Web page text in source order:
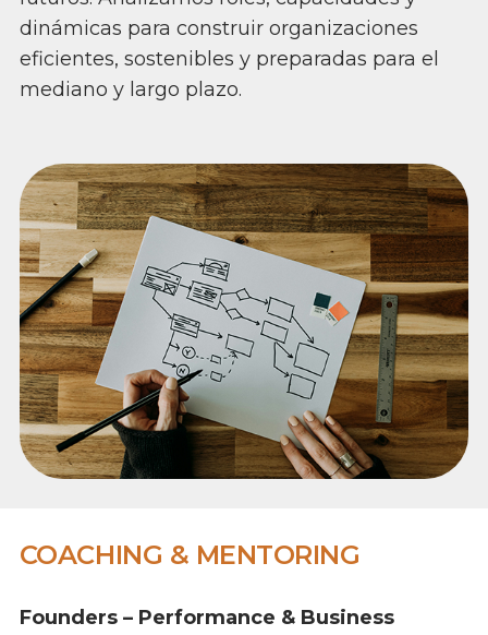
dinámicas para construir organizaciones
eficientes, sostenibles y preparadas para el
mediano y largo plazo.
COACHING & MENTORING
Founders – Performance & Business